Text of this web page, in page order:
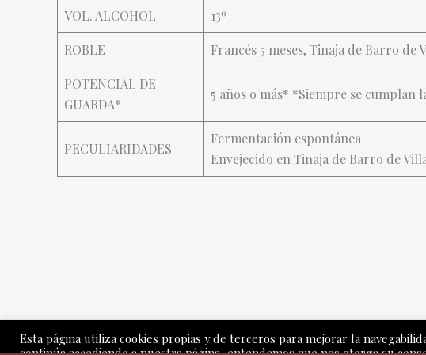
VOL. ALCOHOL 13º
ROBLE Francés 5 meses, Tinaja de Barro de
POTENCIAL DE
GUARDA*
5 años o más* *Siempre se
PECULIARIDADES
Fermentación espontánea
Envejecido en Tinaja de Barro de
Esta página utiliza cookies propias y de terceros para mejorar la